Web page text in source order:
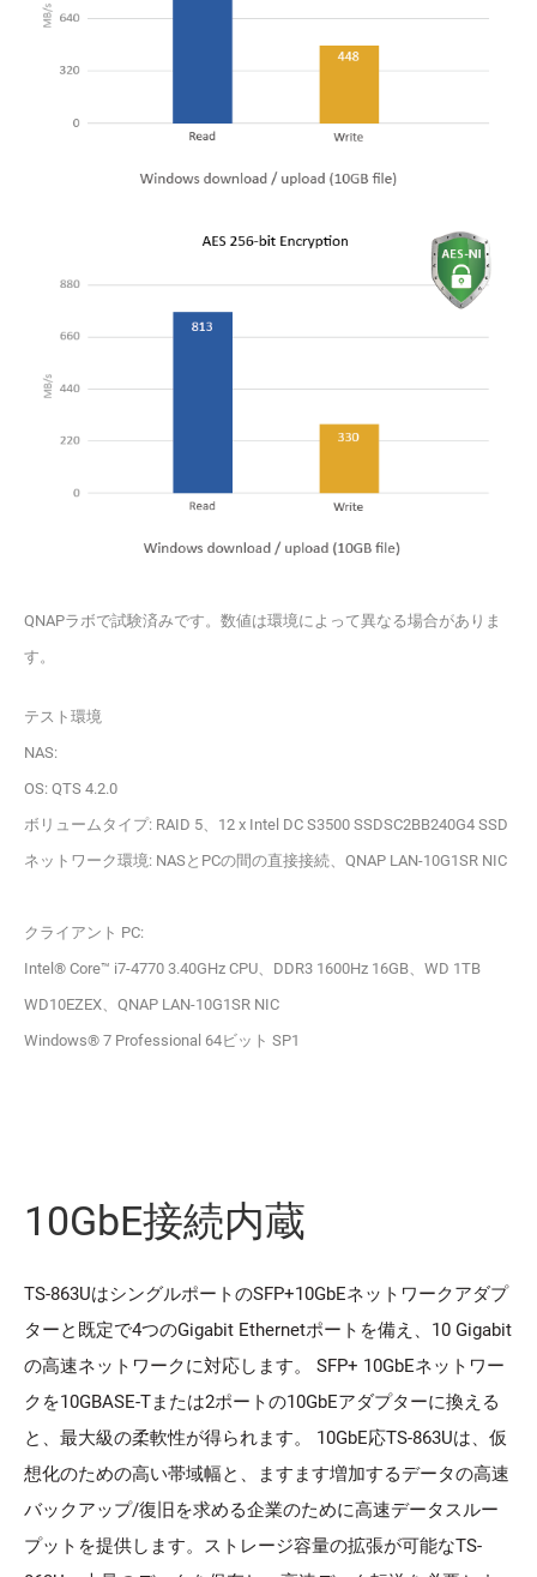
QNAPラボで試験済みです。数値は環境によって異なる場合がありま
す。
テスト環境
NAS:
OS: QTS 4.2.0
ボリュームタイプ: RAID 5、12 x Intel DC S3500 SSDSC2BB240G4 SSD
ネットワーク環境: NASとPCの間の直接接続、QNAP LAN-10G1SR NIC
クライアント PC:
Intel® Core™ i7-4770 3.40GHz CPU、DDR3 1600Hz 16GB、WD 1TB
WD10EZEX、QNAP LAN-10G1SR NIC
Windows® 7 Professional 64ビット SP1
10GbE接続内蔵
TS-863UはシングルポートのSFP+10GbEネットワークアダプ
ターと既定で4つのGigabit Ethernetポートを備え、10 Gigabit
の高速ネットワークに対応します。 SFP+ 10GbEネットワー
クを10GBASE-Tまたは2ポートの10GbEアダプターに換える
と、最大級の柔軟性が得られます。 10GbE応TS-863Uは、仮
想化のための高い帯域幅と、ますます増加するデータの高速
バックアップ/復旧を求める企業のために高速データスルー
プットを提供します。ストレージ容量の拡張が可能なTS-